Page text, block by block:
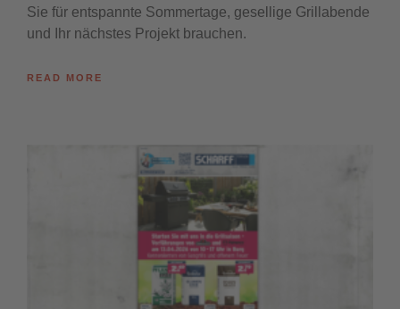
Sie für entspannte Sommertage, gesellige Grillabende
und Ihr nächstes Projekt brauchen.
READ MORE